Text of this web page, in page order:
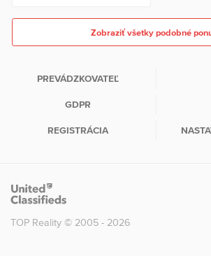
Zobraziť všetky podobné
PREVÁDZKOVATEĽ
GDPR
REGISTRÁCIA
TOP Reality © 2005 - 2026